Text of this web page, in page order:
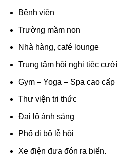
Bệnh viện
Trường mầm non
Nhà hàng, café lounge
Trung tâm hội nghị tiệc cưới
Gym – Yoga – Spa cao cấp
Thư viện tri thức
Đại lộ ánh sáng
Phố đi bộ lễ hội
Xe điện đưa đón ra biển.